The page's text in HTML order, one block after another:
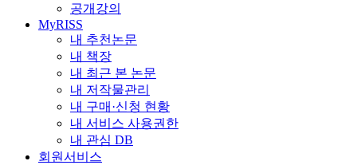
공개강의
MyRISS
내 추천논문
내 책장
내 최근 본 논문
내 저작물관리
내 구매·신청 현황
내 서비스 사용권한
내 관심 DB
회원서비스